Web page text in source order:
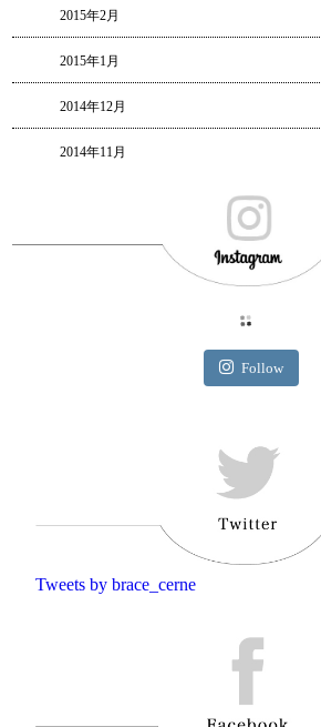
2015年2月
2015年1月
2014年12月
2014年11月
Follow
Tweets by brace_cerne